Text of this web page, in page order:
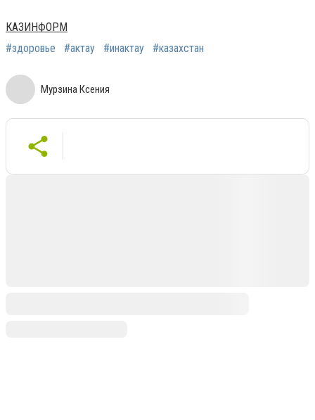
КАЗИНФОРМ
#здоровье
#актау #инактау #казахстан
Мурзина Ксения